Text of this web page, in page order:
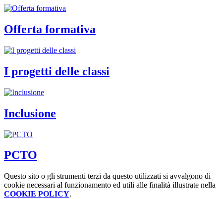
Offerta formativa
I progetti delle classi
Inclusione
PCTO
Questo sito o gli strumenti terzi da questo utilizzati si avvalgono di
cookie necessari al funzionamento ed utili alle finalità illustrate nella
COOKIE POLICY.